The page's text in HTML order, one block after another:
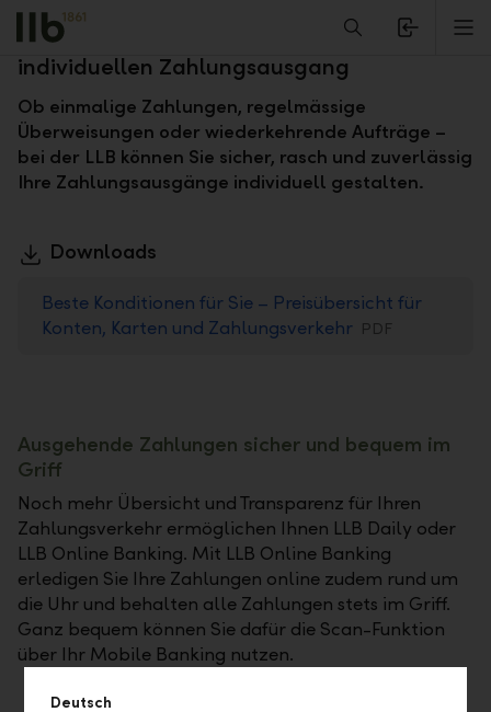
Alerts.Headline
Diverse Möglichkeiten für Ihren
individuellen Zahlungsausgang
Ob einmalige Zahlungen, regelmässige
Überweisungen oder wiederkehrende Aufträge –
bei der LLB können Sie sicher, rasch und zuverlässig
Ihre Zahlungsausgänge individuell gestalten.
Downloads
Beste Konditionen für Sie – Preisübersicht für
Konten, Karten und Zahlungsverkehr PDF
Ausgehende Zahlungen sicher und bequem im
Griff
Noch mehr Übersicht und Transparenz für Ihren
Zahlungsverkehr ermöglichen Ihnen LLB Daily oder
LLB Online Banking. Mit LLB Online Banking
erledigen Sie Ihre Zahlungen online zudem rund um
die Uhr und behalten alle Zahlungen stets im Griff.
Ganz bequem können Sie dafür die Scan-Funktion
über Ihr Mobile Banking nutzen.
Deutsch